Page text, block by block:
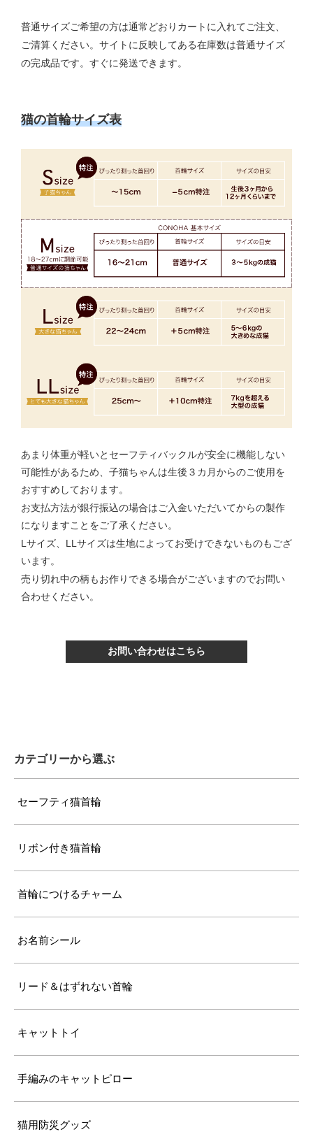
普通サイズご希望の方は通常どおりカートに入れてご注文、
ご清算ください。サイトに反映してある在庫数は普通サイズ
の完成品です。すぐに発送できます。
猫の首輪サイズ表
あまり体重が軽いとセーフティバックルが安全に機能しない
可能性があるため、子猫ちゃんは生後３カ月からのご使用を
おすすめしております。
お支払方法が銀行振込の場合はご入金いただいてからの製作
になりますことをご了承ください。
Lサイズ、LLサイズは生地によってお受けできないものもござ
います。
売り切れ中の柄もお作りできる場合がございますのでお問い
合わせください。
お問い合わせはこちら
カテゴリーから選ぶ
セーフティ猫首輪
リボン付き猫首輪
首輪につけるチャーム
お名前シール
リード＆はずれない首輪
キャットトイ
手編みのキャットピロー
猫用防災グッズ